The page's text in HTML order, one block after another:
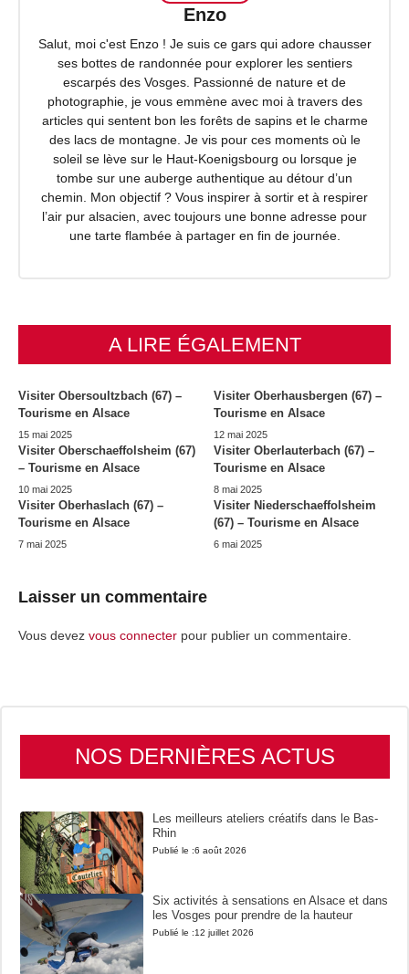
Enzo
Salut, moi c'est Enzo ! Je suis ce gars qui adore chausser
ses bottes de randonnée pour explorer les sentiers
escarpés des Vosges. Passionné de nature et de
photographie, je vous emmène avec moi à travers des
articles qui sentent bon les forêts de sapins et le charme
des lacs de montagne. Je vis pour ces moments où le
soleil se lève sur le Haut-Koenigsbourg ou lorsque je
tombe sur une auberge authentique au détour d’un
chemin. Mon objectif ? Vous inspirer à sortir et à respirer
l’air pur alsacien, avec toujours une bonne adresse pour
une tarte flambée à partager en fin de journée.
A LIRE ÉGALEMENT
Visiter Obersoultzbach (67) –
Tourisme en Alsace
15 mai 2025
Visiter Oberhausbergen (67) –
Tourisme en Alsace
12 mai 2025
Visiter Oberschaeffolsheim (67)
– Tourisme en Alsace
10 mai 2025
Visiter Oberlauterbach (67) –
Tourisme en Alsace
8 mai 2025
Visiter Oberhaslach (67) –
Tourisme en Alsace
7 mai 2025
Visiter Niederschaeffolsheim
(67) – Tourisme en Alsace
6 mai 2025
Laisser un commentaire
Vous devez vous connecter pour publier un commentaire.
NOS DERNIÈRES ACTUS
Les meilleurs ateliers créatifs dans le Bas-
Rhin
Publié le :6 août 2026
Six activités à sensations en Alsace et dans
les Vosges pour prendre de la hauteur
Publié le :12 juillet 2026